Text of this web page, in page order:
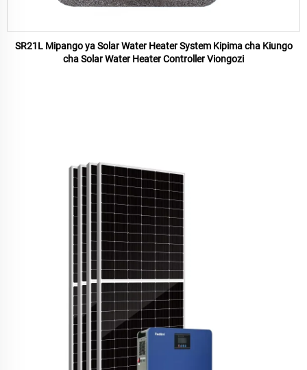
SR21L Mipango ya Solar Water Heater System Kipima cha Kiungo
cha Solar Water Heater Controller Viongozi